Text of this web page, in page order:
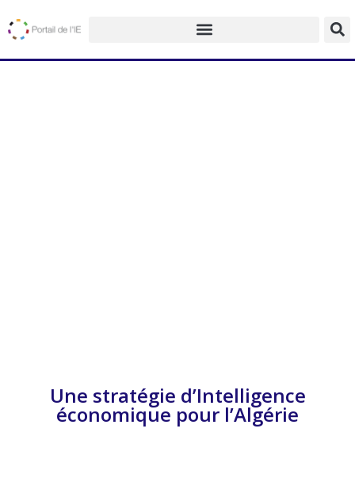
Une stratégie d’Intelligence
économique pour l’Algérie